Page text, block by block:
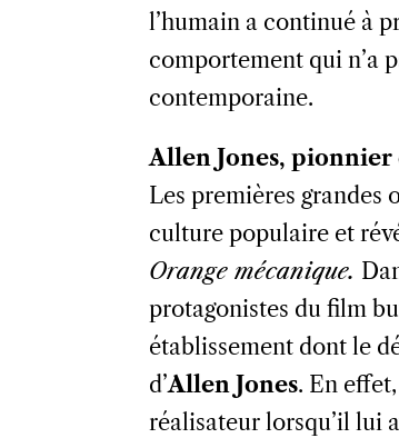
l’humain a continué à
comportement qui n’a
contemporaine.
Allen Jones,
Les premières
culture populaire et
Orange mécanique.
protagonistes du film
établissement dont le
d’Allen Jones. En
réalisateur lorsqu’il lui